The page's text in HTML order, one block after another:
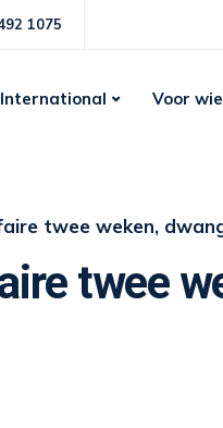
1075
International Voor wie
twee weken,
twee